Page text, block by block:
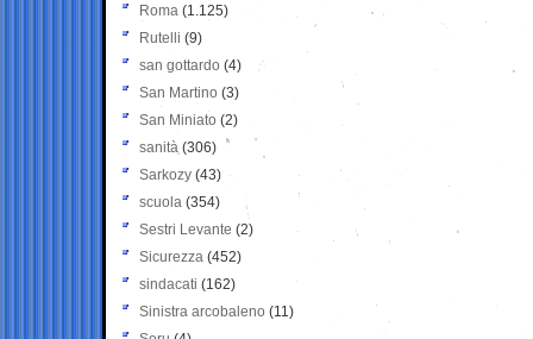
Roma (1.125)
Rutelli (9)
san gottardo (4)
San Martino (3)
San Miniato (2)
sanità (306)
Sarkozy (43)
scuola (354)
Sestri Levante (2)
Sicurezza (452)
sindacati (162)
Sinistra arcobaleno (11)